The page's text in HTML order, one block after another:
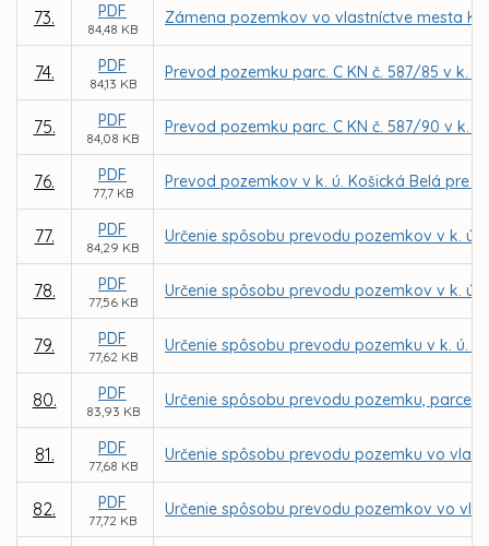
73. PDF
84,48 KB
Zámena pozemkov vo vlastníctve mesta
74. PDF
84,13 KB
Prevod pozemku parc. C KN č. 587/85 v k.
75. PDF
84,08 KB
Prevod pozemku parc. C KN č. 587/90 v k.
76. PDF
77,7 KB
Prevod pozemkov v k. ú. Košická Belá pre
77. PDF
84,29 KB
Určenie spôsobu prevodu pozemkov v k.
78. PDF
77,56 KB
Určenie spôsobu prevodu pozemkov v k.
79. PDF
77,62 KB
Určenie spôsobu prevodu pozemku v k. ú.
80. PDF
83,93 KB
Určenie spôsobu prevodu pozemku,
81. PDF
77,68 KB
Určenie spôsobu prevodu pozemku vo
82. PDF
77,72 KB
Určenie spôsobu prevodu pozemkov vo